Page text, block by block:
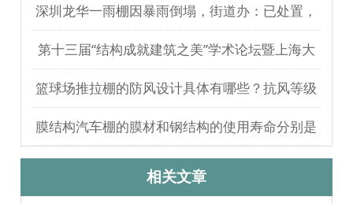
满完成
深圳龙华一雨棚因暴雨倒塌，街道办：已处置，
无人员伤亡
第十三届“结构成就建筑之美”学术论坛暨上海大
歌剧院观摩
篮球场推拉棚的防风设计具体有哪些？抗风等级
如何测试验证？
膜结构汽车棚的膜材和钢结构的使用寿命分别是
多久？
相关文章